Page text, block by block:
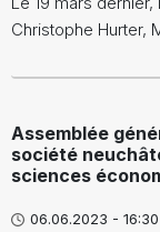
Christophe Hurter,
Assemblée
société
sciences
06.06.2023 - 16:30